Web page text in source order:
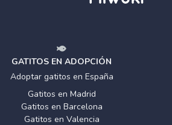
GATITOS EN ADOPCIÓN
Adoptar gatitos en España
Gatitos en Madrid
Gatitos en Barcelona
Gatitos en Valencia